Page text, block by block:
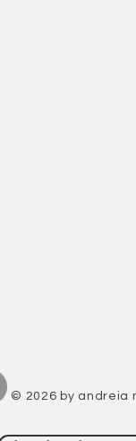
© 2026 by andreia